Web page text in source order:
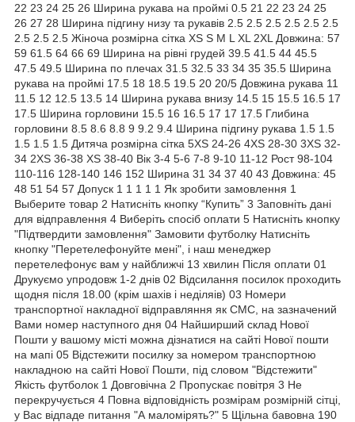
22 23 24 25 26 Ширина рукава на проймі 0.5 21 22 23 24 25
26 27 28 Ширина підгину низу та рукавів 2.5 2.5 2.5 2.5 2.5 2.5
2.5 2.5 2.5 Жіноча розмірна сітка XS S M L XL 2XL Довжина: 57
59 61.5 64 66 69 Ширина на рівні грудей 39.5 41.5 44 45.5
47.5 49.5 Ширина по плечах 31.5 32.5 33 34 35 35.5 Ширина
рукава на проймі 17.5 18 18.5 19.5 20 20/5 Довжина рукава 11
11.5 12 12.5 13.5 14 Ширина рукава внизу 14.5 15 15.5 16.5 17
17.5 Ширина горловини 15.5 16 16.5 17 17 17.5 Глибина
горловини 8.5 8.6 8.8 9 9.2 9.4 Ширина підгину рукава 1.5 1.5
1.5 1.5 1.5 Дитяча розмірна сітка 5XS 24-26 4XS 28-30 3XS 32-
34 2XS 36-38 XS 38-40 Вік 3-4 5-6 7-8 9-10 11-12 Рост 98-104
110-116 128-140 146 152 Ширина 31 34 37 40 43 Довжина: 45
48 51 54 57 Допуск 1 1 1 1 1 Як зробити замовлення 1
Выберите товар 2 Натисніть кнопку “Купить” 3 Заповніть дані
для відправлення 4 Виберіть спосіб оплати 5 Натисніть кнопку
"Підтвердити замовлення" Замовити футболку Натисніть
кнопку "Перетелефонуйте мені", і наш менеджер
перетелефонує вам у найближчі 13 хвилин Після оплати 01
Друкуємо упродовж 1-2 днів 02 Відсилання посилок проходить
щодня після 18.00 (крім шахів і неділяів) 03 Номери
транспортної накладної відправляння як СМС, на зазначений
Вами номер наступного дня 04 Найширший склад Нової
Пошти у вашому місті можна дізнатися на сайті Нової пошти
на мапі 05 Відстежити посилку за номером транспортною
накладною на сайті Нової Пошти, під словом "Відстежити"
Якість футболок 1 Довговічна 2 Пропускає повітря 3 Не
перекручується 4 Повна відповідність розмірам розмірній сітці,
у Вас відпаде питання "А маломірять?" 5 Щільна бавовна 190